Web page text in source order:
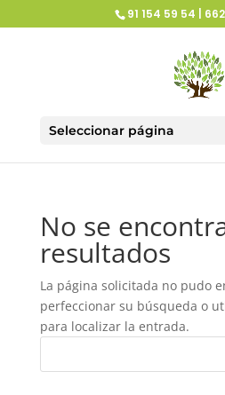
91 154 59 54 |
Seleccionar página
No se
resultados
La página solicitada no pudo
perfeccionar su búsqueda o
para localizar la entrada.